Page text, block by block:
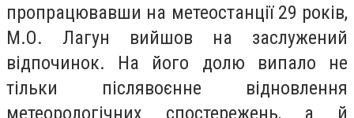
пропрацювавши на метеостанції 29 років,
М.О. Лагун вийшов на заслужений
відпочинок. На його долю випало не
тільки післявоєнне відновлення
метеорологічних спостережень, а й